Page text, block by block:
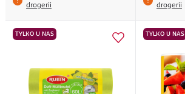
drogerii
drogerii
TYLKO U NAS TYLKO U NAS